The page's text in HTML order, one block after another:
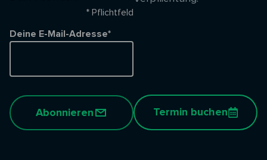
* Pflichtfeld
Deine E-Mail-Adresse*
Abonnieren Termin buchen